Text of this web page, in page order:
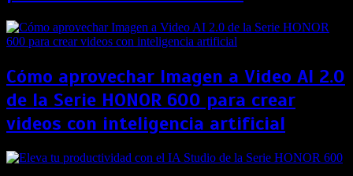
Cómo aprovechar Imagen a Video AI 2.0
de la Serie HONOR 600 para crear
videos con inteligencia artificial